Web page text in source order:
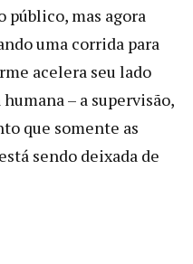
mas agora
uma corrida para
acelera seu lado
– a supervisão,
que somente as
sendo deixada de